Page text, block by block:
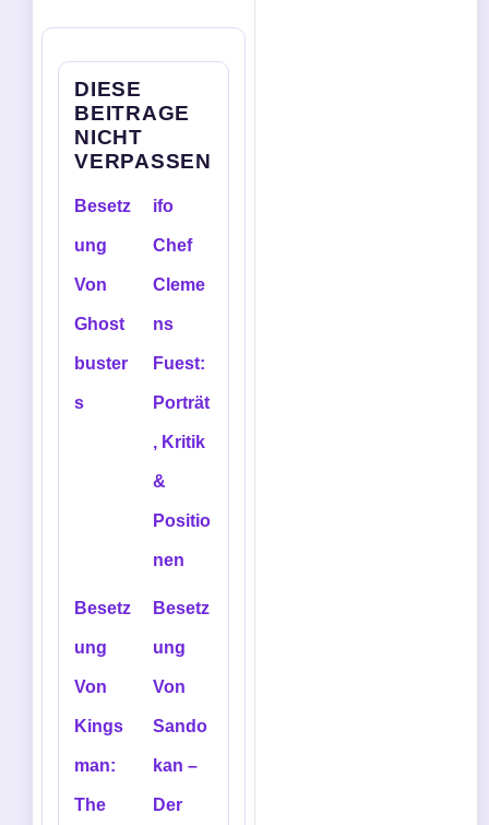
DIESE
BEITRAGE
NICHT
VERPASSEN
Besetz
ung
Von
Ghost
buster
s
ifo
Chef
Cleme
ns
Fuest:
Porträt
, Kritik
&
Positio
nen
Besetz
ung
Von
Kings
man:
The
Besetz
ung
Von
Sando
kan –
Der